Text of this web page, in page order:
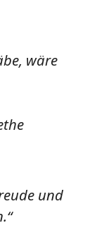
wäre
und